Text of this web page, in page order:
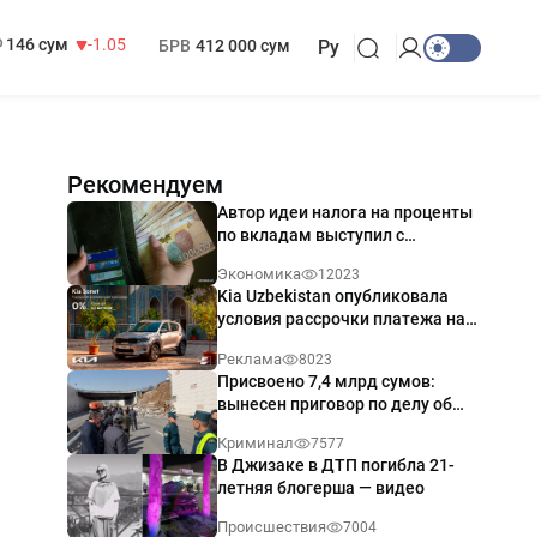
146 сум
-1.05
БРВ 412 000 сум Ру
Рекомендуем
Автор идеи налога на проценты
по вкладам выступил с
Экономика 12023
Kia Uzbekistan опубликовала
условия рассрочки платежа на
годовых
Реклама 8023
Присвоено 7,4 млрд сумов:
вынесен приговор по делу об
Ташкенте
Криминал 7577
В Джизаке в ДТП погибла 21-
летняя блогерша — видео
Происшествия 7004